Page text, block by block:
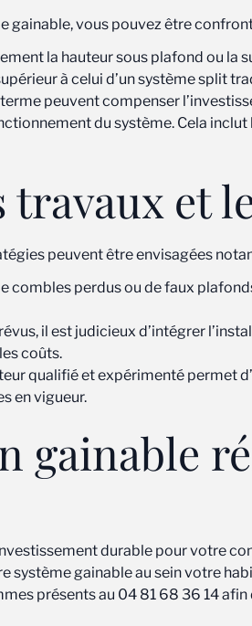
vous pouvez être
la hauteur sous plafond ou la
à celui d’un système split
peuvent compenser
du système. Cela
et
peuvent être envisagées
combles perdus ou de faux
il est judicieux d’intégrer
coûts.
qualifié et expérimenté permet
en vigueur.
durable pour votre
gainable au sein votre
présents au 04 81 68 36 14